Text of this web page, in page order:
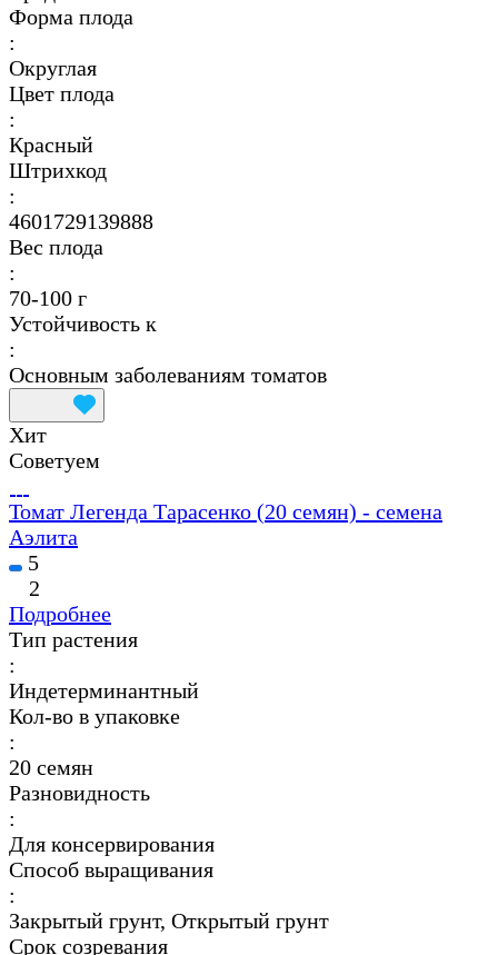
Форма плода
:
Округлая
Цвет плода
:
Красный
Штрихкод
:
4601729139888
Вес плода
:
70-100 г
Устойчивость к
:
Основным заболеваниям томатов
Хит
Советуем
Томат Легенда Тарасенко (20 семян) - семена
Аэлита
5
2
Подробнее
Тип растения
:
Индетерминантный
Кол-во в упаковке
:
20 семян
Разновидность
:
Для консервирования
Способ выращивания
:
Закрытый грунт, Открытый грунт
Срок созревания